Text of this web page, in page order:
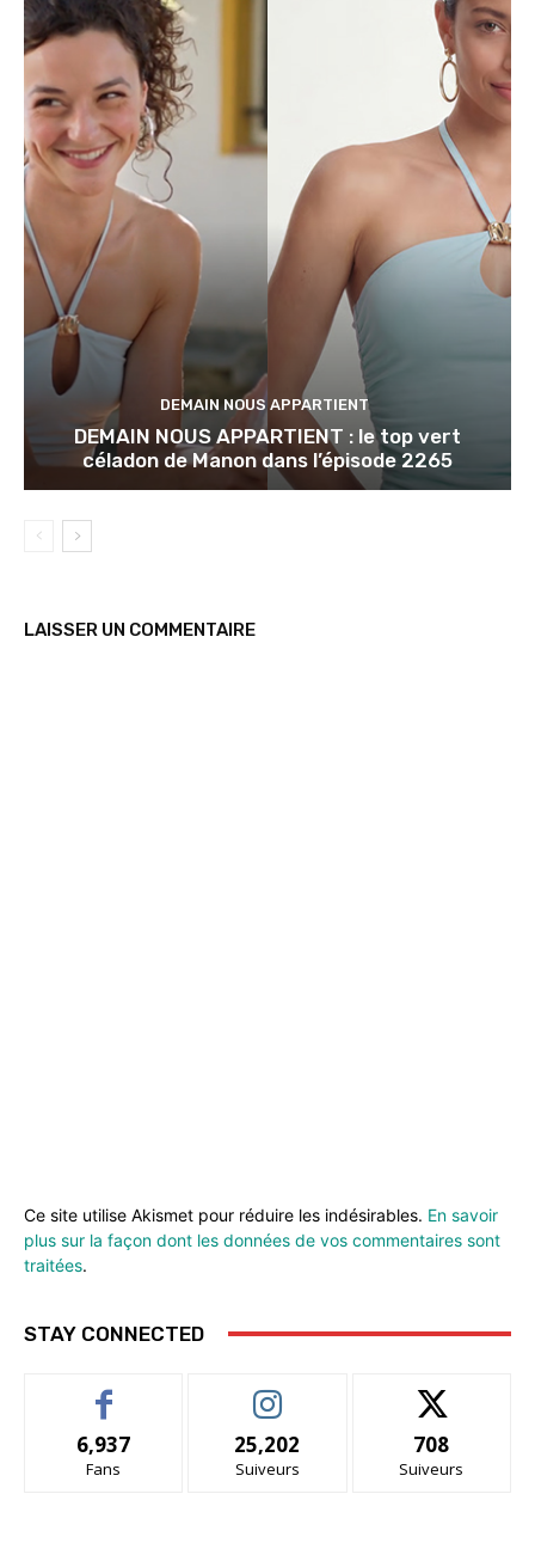
DEMAIN NOUS APPARTIENT
DEMAIN NOUS APPARTIENT : le top vert
céladon de Manon dans l’épisode 2265
LAISSER UN COMMENTAIRE
Ce site utilise Akismet pour réduire les indésirables. En savoir
plus sur la façon dont les données de vos commentaires sont
traitées.
STAY CONNECTED
6,937
Fans
25,202
Suiveurs
708
Suiveurs